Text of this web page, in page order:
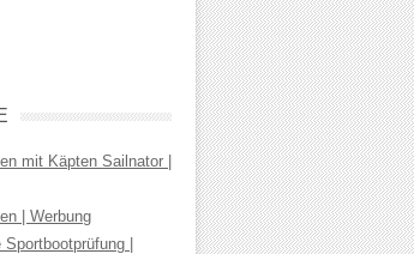
mit Käpten Sailnator |
| Werbung
|